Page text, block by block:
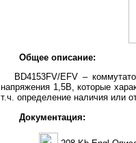
Общее описание:
BD4153FV/EFV –
напряжения 1,5В, которые
т.ч. определение наличия или
Документация: